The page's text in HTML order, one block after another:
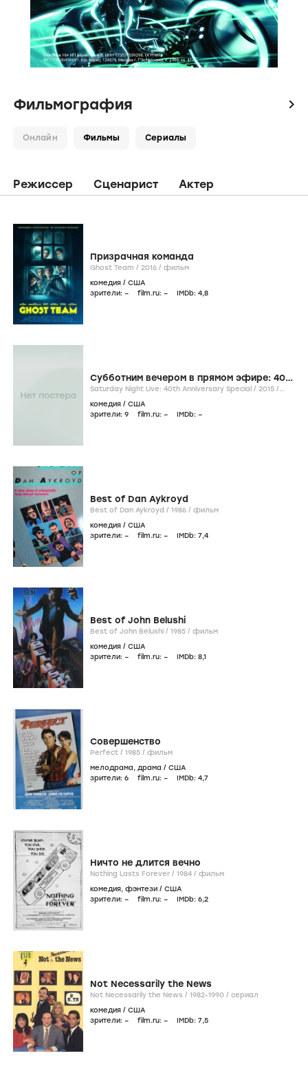
Фильмография icon
Онлайн Фильмы Сериалы
Режиссер Сценарист Актер
Призрачная команда
Ghost Team / 2016 / фильм
комедия / США
зрители: – film.ru: – IMDb: 4,8
Субботним вечером в прямом эфире: 40
лет в эфире
Saturday Night Live: 40th Anniversary Special / 2015 /
комедия / США
зрители: 9 film.ru: – IMDb: –
Best of Dan Aykroyd
Best of Dan Aykroyd / 1986 / фильм
комедия / США
зрители: – film.ru: – IMDb: 7,4
Best of John Belushi
Best of John Belushi / 1985 / фильм
комедия / США
зрители: – film.ru: – IMDb: 8,1
Совершенство
Perfect / 1985 / фильм
мелодрама, драма / США
зрители: 6 film.ru: – IMDb: 4,7
Ничто не длится вечно
Nothing Lasts Forever / 1984 / фильм
комедия, фэнтези / США
зрители: – film.ru: – IMDb: 6,2
Not Necessarily the News
Not Necessarily the News / 1982-1990 / сериал
комедия / США
зрители: – film.ru: – IMDb: 7,5